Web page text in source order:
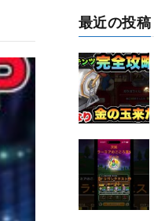
最近の投稿